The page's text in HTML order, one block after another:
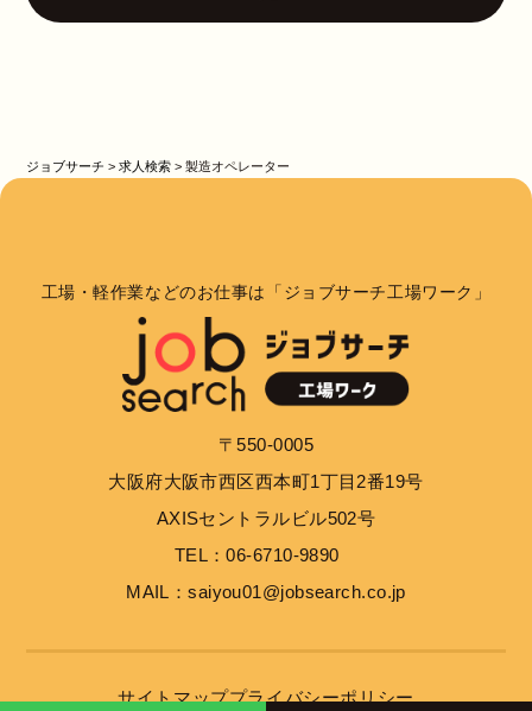
ジョブサーチ >求人検索 >製造オペレーター
工場・軽作業などのお仕事は「ジョブサーチ工場ワーク」
〒550-0005
大阪府大阪市西区西本町1丁目2番19号
AXISセントラルビル502号
TEL：06-6710-9890
MAIL：saiyou01@jobsearch.co.jp
サイトマッププライバシーポリシー